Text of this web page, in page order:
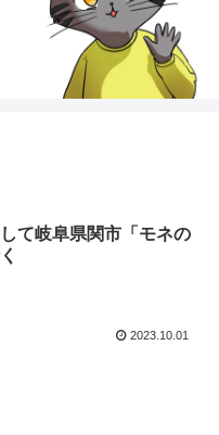
て岐阜県関市「モネの
2023.10.01